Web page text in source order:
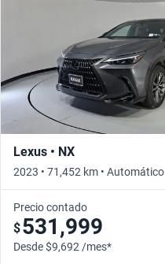
Lexus • NX
2023 • 71,452 km • Automático
Precio contado
$531,999
Desde $9,692 /mes*